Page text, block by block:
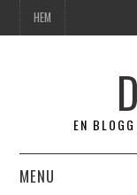
HEM
EN
MENU